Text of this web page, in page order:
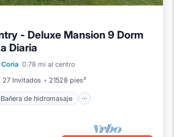
- Deluxe Mansion 9 Dorm
Diaria
0.78 mi al centro
27 Invitados 21528 pies²
Bañera de hidromasaje
Bañera de hidromasaje
Piscina